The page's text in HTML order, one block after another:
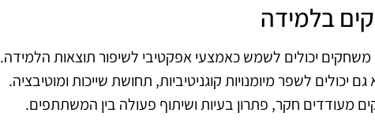
בלמידה
יכולים לשמש כאמצעי אפקטיבי לשיפור תוצאות הלמידה.
לשפר מיומנויות קוגניטיביות, תחושת שייכות ומוטיבציה.
מעודדים חקר, פתרון בעיות ושיתוף פעולה בין המשתתפים.